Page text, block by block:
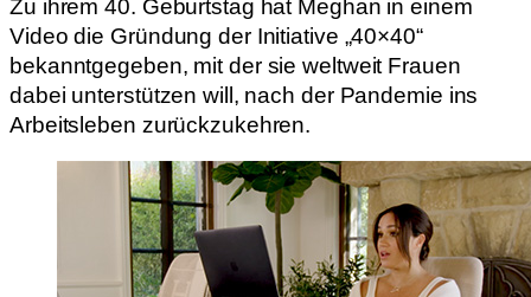
Zu ihrem 40. Geburtstag hat Meghan in einem
Video die Gründung der Initiative „40×40“
bekanntgegeben, mit der sie weltweit Frauen
dabei unterstützen will, nach der Pandemie ins
Arbeitsleben zurückzukehren.